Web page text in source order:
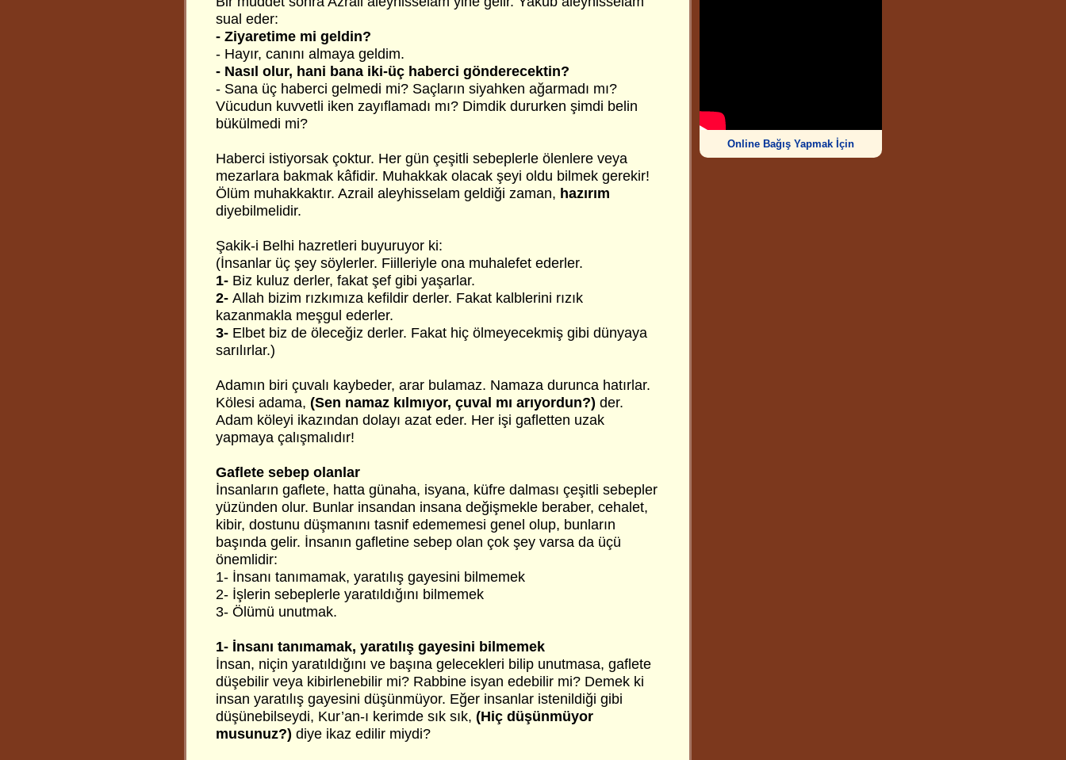
sual eder:
- Ziyaretime mi geldin?
- Hayır, canını almaya geldim.
- Nasıl olur, hani bana iki-üç haberci gönderecektin?
- Sana üç haberci gelmedi mi? Saçların siyahken ağarmadı mı?
Vücudun kuvvetli iken zayıflamadı mı? Dimdik dururken şimdi belin
bükülmedi mi?
Haberci istiyorsak çoktur. Her gün çeşitli sebeplerle ölenlere veya
mezarlara bakmak kâfidir. Muhakkak olacak şeyi oldu bilmek gerekir!
Ölüm muhakkaktır. Azrail aleyhisselam geldiği zaman, hazırım
diyebilmelidir.
Şakik-i Belhi hazretleri buyuruyor ki:
(İnsanlar üç şey söylerler. Fiilleriyle ona muhalefet ederler.
1- Biz kuluz derler, fakat şef gibi yaşarlar.
2- Allah bizim rızkımıza kefildir derler. Fakat kalblerini rızık
kazanmakla meşgul ederler.
3- Elbet biz de öleceğiz derler. Fakat hiç ölmeyecekmiş gibi dünyaya
sarılırlar.)
Adamın biri çuvalı kaybeder, arar bulamaz. Namaza durunca hatırlar.
Kölesi adama, (Sen namaz kılmıyor, çuval mı arıyordun?) der.
Adam köleyi ikazından dolayı azat eder. Her işi gafletten uzak
yapmaya çalışmalıdır!
Gaflete sebep olanlar
İnsanların gaflete, hatta günaha, isyana, küfre dalması çeşitli sebepler
yüzünden olur. Bunlar insandan insana değişmekle beraber, cehalet,
kibir, dostunu düşmanını tasnif edememesi genel olup, bunların
başında gelir. İnsanın gafletine sebep olan çok şey varsa da üçü
önemlidir:
1- İnsanı tanımamak, yaratılış gayesini bilmemek
2- İşlerin sebeplerle yaratıldığını bilmemek
3- Ölümü unutmak.
1- İnsanı tanımamak, yaratılış gayesini bilmemek
İnsan, niçin yaratıldığını ve başına gelecekleri bilip unutmasa, gaflete
düşebilir veya kibirlenebilir mi? Rabbine isyan edebilir mi? Demek ki
insan yaratılış gayesini düşünmüyor. Eğer insanlar istenildiği gibi
düşünebilseydi, Kur’an-ı kerimde sık sık, (Hiç düşünmüyor
musunuz?) diye ikaz edilir miydi?
Online Bağış Yapmak İçin